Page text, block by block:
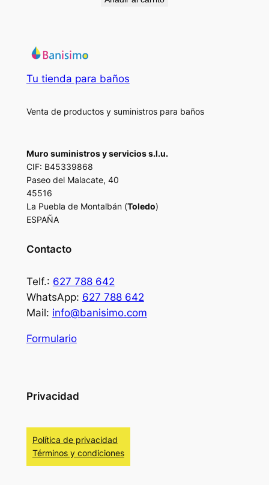
Tu tienda para baños
Venta de productos y suministros para baños
Muro suministros y servicios s.l.u.
CIF: B45339868
Paseo del Malacate, 40
45516
La Puebla de Montalbán (Toledo)
ESPAÑA
Contacto
Telf.: 627 788 642
WhatsApp: 627 788 642
Mail: info@banisimo.com
Formulario
Privacidad
Política de privacidad
Términos y condiciones